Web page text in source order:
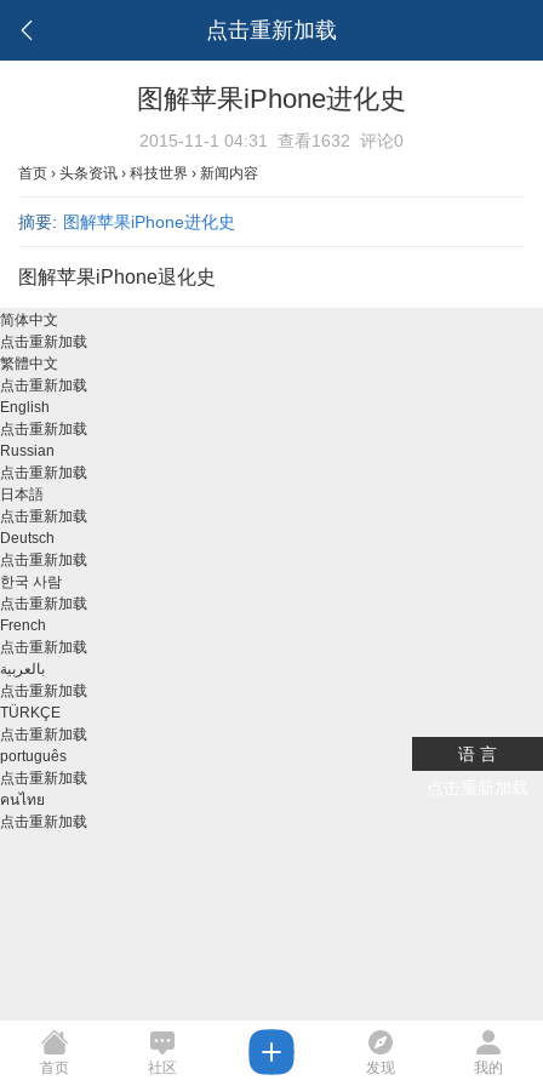
点击重新加载
图解苹果iPhone进化史
2015-11-1 04:31 查看1632 评论0
首页 › 头条资讯 › 科技世界 › 新闻内容
摘要: 图解苹果iPhone进化史
图解苹果iPhone退化史
语 言
简体中文
点击重新加载
繁體中文
点击重新加载
English
点击重新加载
Russian
点击重新加载
日本語
点击重新加载
Deutsch
点击重新加载
한국 사람
点击重新加载
French
点击重新加载
بالعربية
点击重新加载
TÜRKÇE
点击重新加载
português
点击重新加载
คนไทย
点击重新加载
首页 社区 发现 我的